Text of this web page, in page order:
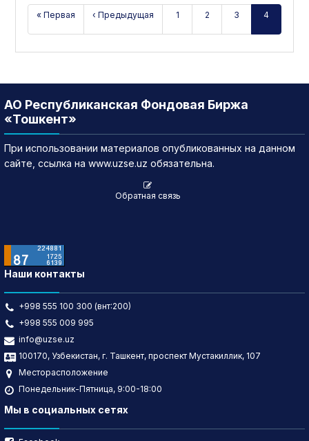
« Первая ‹ Предыдущая 1 2 3 4
АО Республиканская Фондовая Биржа
«Тошкент»
При использовании материалов опубликованных на данном
сайте, ссылка на www.uzse.uz обязательна.
Обратная связь
Наши контакты
+998 555 100 300 (внт:200)
+998 555 009 995
info@uzse.uz
100170, Узбекистан, г. Ташкент, проспект Мустакиллик, 107
Месторасположение
Понедельник-Пятница, 9:00-18:00
Мы в социальных сетях